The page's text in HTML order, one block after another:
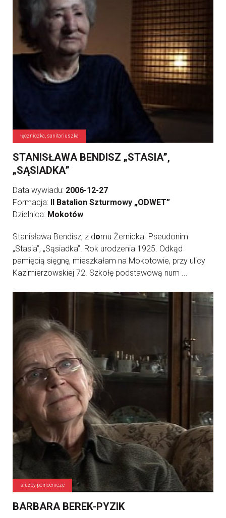
łączniczka, sanitariuszka
STANISŁAWA BENDISZ „STASIA”,
„SĄSIADKA”
Data wywiadu: 2006-12-27
Formacja:
II Batalion Szturmowy „ODWET”
Dzielnica: Mokotów
Stanisława Bendisz, z domu Żernicka. Pseudonim
„Stasia”, „Sąsiadka”. Rok urodzenia 1925. Odkąd
pamięcią sięgnę, mieszkałam na Mokotowie, przy ulicy
Kazimierzowskiej 72. Szkołę podstawową num ...
służby pomocnicze
BARBARA BEREK-PYZIK